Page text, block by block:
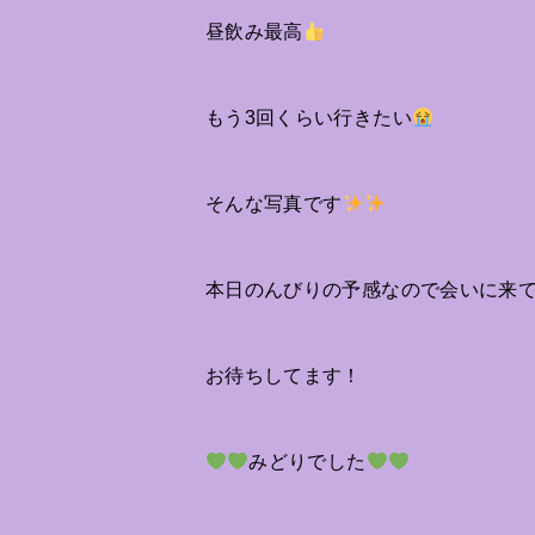
昼飲み最高
もう3回くらい行きたい
そんな写真です
本日のんびりの予感なので会いに来
お待ちしてます！
みどりでした